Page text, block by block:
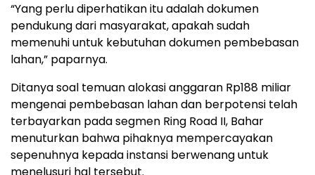
“Yang perlu diperhatikan itu adalah dokumen
pendukung dari masyarakat, apakah sudah
memenuhi untuk kebutuhan dokumen pembebasan
lahan,” paparnya.
Ditanya soal temuan alokasi anggaran Rp188 miliar
mengenai pembebasan lahan dan berpotensi telah
terbayarkan pada segmen Ring Road II, Bahar
menuturkan bahwa pihaknya mempercayakan
sepenuhnya kepada instansi berwenang untuk